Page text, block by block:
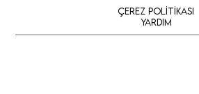
Çerez Politikası
Yardım